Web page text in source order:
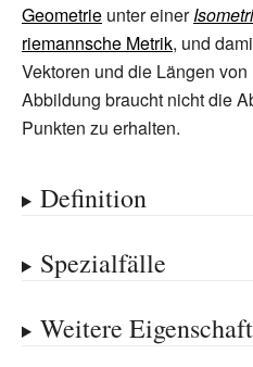
Geometrie unter einer
riemannsche Metrik, und
Vektoren und die Längen
Abbildung braucht nicht die
Punkten zu erhalten.
Definition
Spezialfälle
Weitere